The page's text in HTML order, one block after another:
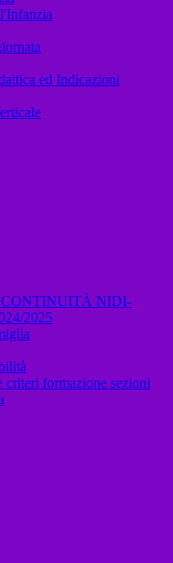
ed Indicazioni
CONTINUITÀ NIDI-
2025
criteri formazione sezioni